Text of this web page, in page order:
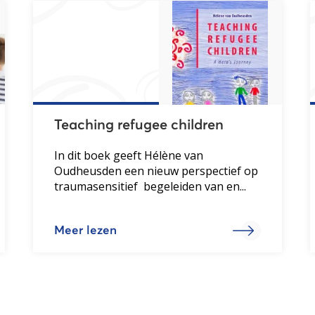
Teaching refugee children
In dit boek geeft Hélène van
Oudheusden een nieuw perspectief op
traumasensitief begeleiden van en...
Meer lezen